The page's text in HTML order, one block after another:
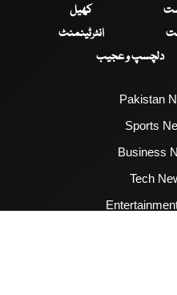
کھیل
انٹرٹینمنٹ
دلچسپ و عجیب
Pakistan
Sports
Business
Tech